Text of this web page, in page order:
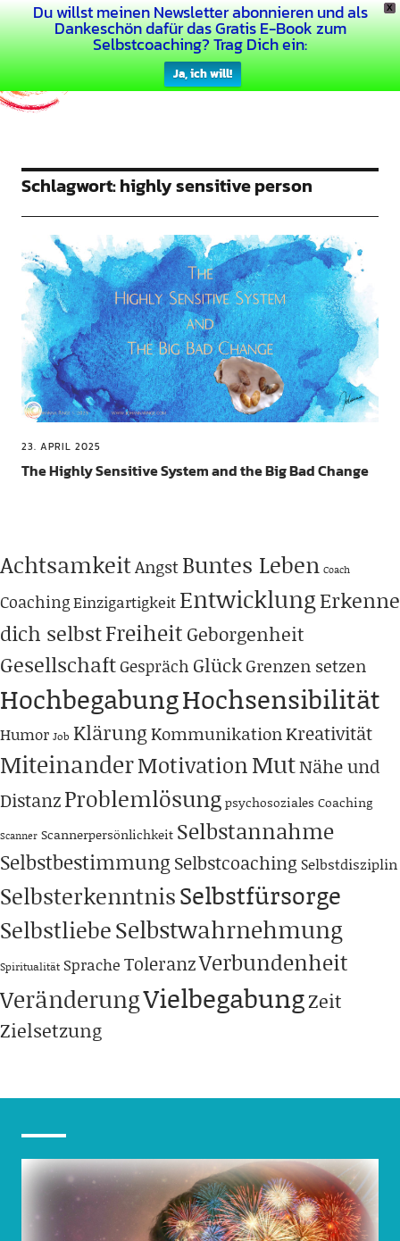
X
Du willst meinen Newsletter abonnieren und als
Dankeschön dafür das Gratis E-Book zum
Selbstcoaching? Trag Dich ein:
Ja, ich will!
Dein Buntes Leben
Schlagwort:highly sensitive person
23. APRIL 2025
The Highly Sensitive System and the Big Bad Change
AchtsamkeitAngstBuntes Leben Coach
CoachingEinzigartigkeit EntwicklungErkenne
dich selbstFreiheit Geborgenheit
GesellschaftGespräch GlückGrenzen setzen
HochbegabungHochsensibilität
Humor Job KlärungKommunikationKreativität
MiteinanderMotivationMutNähe und
DistanzProblemlösungpsychosoziales Coaching
Scanner Scannerpersönlichkeit Selbstannahme
Selbstbestimmung Selbstcoaching Selbstdisziplin
SelbsterkenntnisSelbstfürsorge
SelbstliebeSelbstwahrnehmung
Spiritualität Sprache ToleranzVerbundenheit
VeränderungVielbegabungZeit
Zielsetzung